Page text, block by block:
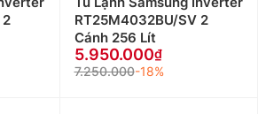
RT25M4032BU/SV 2
Cánh 256 Lít
5.950.000
7.250.000-18%